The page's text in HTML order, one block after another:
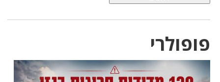
פופולרי